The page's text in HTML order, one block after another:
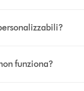
funziona?